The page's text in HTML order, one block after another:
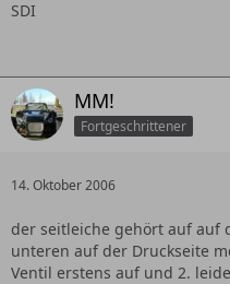
SDI
MM!
Fortgeschrittener
14. Oktober 2006
der seitleiche gehört auf auf
unteren auf der Druckseite
Ventil erstens auf und 2.